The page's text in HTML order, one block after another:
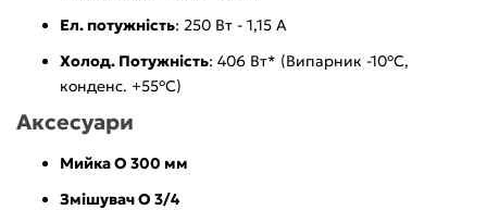
Ел. потужність: 250 Вт - 1,15 А
Холод. Потужність: 406 Вт* (Випарник -10°C,
конденс. +55°C)
Аксесуари
Мийка O 300 мм
Змішувач O 3/4